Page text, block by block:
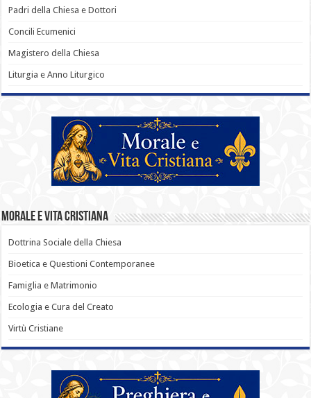
Padri della Chiesa e Dottori
Concili Ecumenici
Magistero della Chiesa
Liturgia e Anno Liturgico
Morale e Vita Cristiana
Dottrina Sociale della Chiesa
Bioetica e Questioni Contemporanee
Famiglia e Matrimonio
Ecologia e Cura del Creato
Virtù Cristiane